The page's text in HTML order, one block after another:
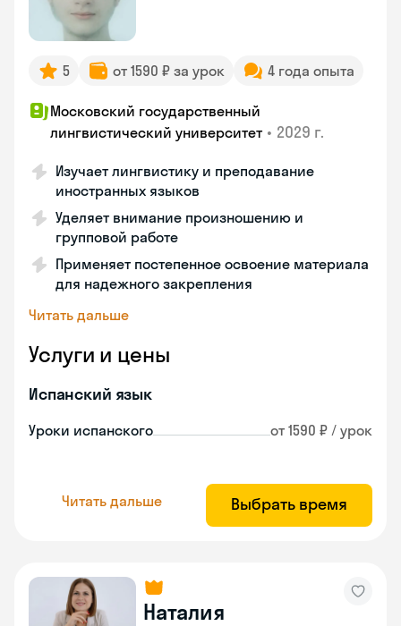
5 от 1590 ₽ за урок 4 года опыта
Московский государственный
лингвистический университет • 2029 г.
Изучает лингвистику и преподавание
иностранных языков
Уделяет внимание произношению и
групповой работе
Применяет постепенное освоение материала
для надежного закрепления
Читать дальше
Услуги и цены
Испанский язык
Уроки испанского от 1590 ₽ / урок
Читать дальше Выбрать время
Наталия